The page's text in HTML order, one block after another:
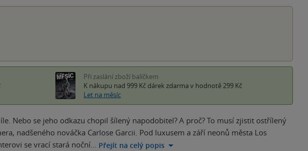
Při zaslání zboží balíčkem
K nákupu nad 999 Kč dárek zdarma v hodnotě 299 Kč
Let na měsíc
Nebo se jeho odkazu chopil šílený napodobitel? A proč? To musí zjistit ostřílený
nadšeného nováčka Carlose Garcii. Pod luxusem a září neonů města Los
se vrací stará noční… Přejít na celý popis